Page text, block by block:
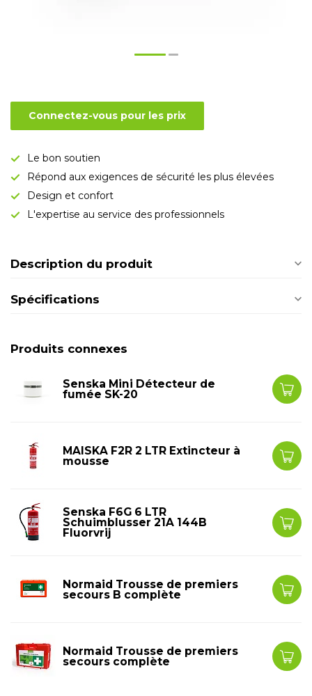
Connectez-vous pour les prix
Le bon soutien
Répond aux exigences de sécurité les plus élevées
Design et confort
L'expertise au service des professionnels
Description du produit
Spécifications
Produits connexes
Senska Mini Détecteur de
fumée SK-20
MAISKA F2R 2 LTR Extincteur à
mousse
Senska F6G 6 LTR
Schuimblusser 21A 144B
Fluorvrij
Normaid Trousse de premiers
secours B complète
Normaid Trousse de premiers
secours complète